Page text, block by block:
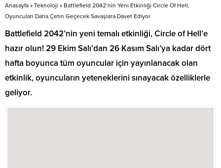
Anasayfa » Teknoloji » Battlefield 2042’nin Yeni Etkinliği Circle Of Hell,
Oyuncuları Daha Çetin Geçecek Savaşlara Davet Ediyor
Battlefield 2042’nin yeni temalı etkinliği, Circle of Hell’e
hazır olun! 29 Ekim Salı’dan 26 Kasım Salı’ya kadar dört
hafta boyunca tüm oyuncular için yayınlanacak olan
etkinlik, oyuncuların yeteneklerini sınayacak özelliklerle
geliyor.